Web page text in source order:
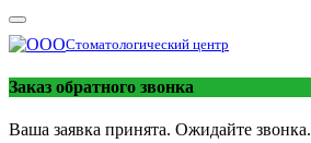
Стоматологический центр
Заказ обратного звонка
Ваша заявка принята. Ожидайте звонка.